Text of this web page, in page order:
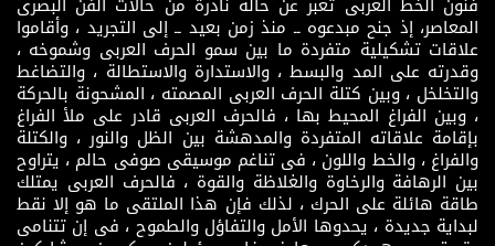
المعاصر، إذ جنح مبدعوه ــ منذ زمن بعيد ــ إلى التجريد ، وأقاموا
علاقات تشكيلية متفردة ما بين سمو الحرف العربى وشموخه ،
وقدرته على المد والبسط ، والاستدارة والاستطالة ، والتضاغط
والتخلخل ، وبين كتلة الحرف العربى المصمته ، المشحونة بالحركة
، وبين الفراغ المحيط بها ، فالحرف العربى قادر على ملأ الفراغ
بإقامة علاقاته المتفردة والمدهشة بين الظل والنور ، والكتلة
والفراغ ، والخط واللون ، فى تناغم موسيقى صوفى حالم ، يتراوح
بين الرهافة والرخاوة والغلاظة والقوة ، فالحرف العربى يمتلك
طاقة هائلة على الحرك ، لذلك فإن هذا الملتقى ما هو إلا نقط
لبداية جديدة ، يحدوها الأمل والتفاؤل والطموح ، فى إن تتنامى